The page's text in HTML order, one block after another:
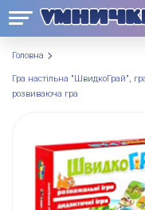
Головна
Гра настільна "ШвидкоГрай",
розвиваюча гра